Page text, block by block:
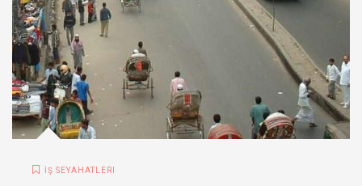
İŞ SEYAHATLERI